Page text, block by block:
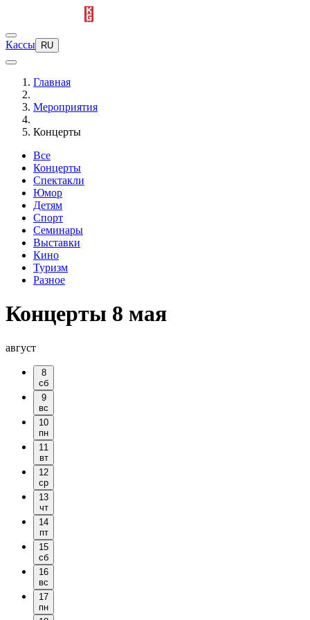
Кассы RU
Главная
Мероприятия
Концерты
Все
Концерты
Спектакли
Юмор
Детям
Спорт
Семинары
Выставки
Кино
Туризм
Разное
Концерты 8 мая
август
8
сб
9
вс
10
пн
11
вт
12
ср
13
чт
14
пт
15
сб
16
вс
17
пн